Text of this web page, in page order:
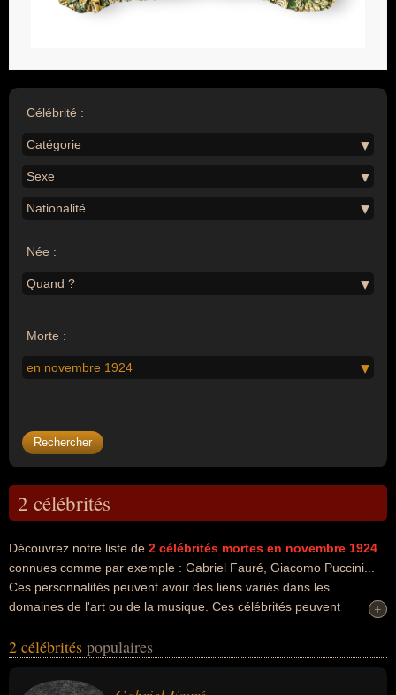
Célébrité :
Catégorie
Sexe
Nationalité
Née :
Quand ?
Morte :
en novembre 1924
2 célébrités
Découvrez notre liste de 2 célébrités mortes en novembre 1924
connues comme par exemple : Gabriel Fauré, Giacomo Puccini...
Ces personnalités peuvent avoir des liens variés dans les
domaines de l'art ou de la musique. Ces célébrités peuvent
pianiste. En ce qui concerne leurs nationalités au moment de leurs
+
+
2 célébrités populaires